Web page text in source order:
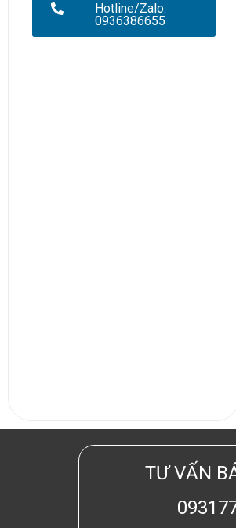
Hotline/Zalo:
0936386655
TƯ VẤN